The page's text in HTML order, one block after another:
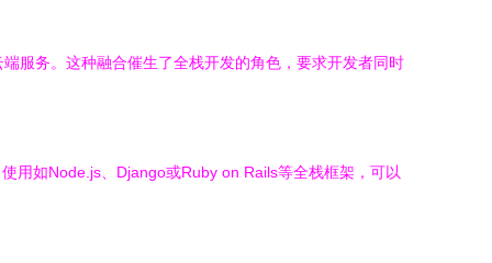
服务。这种融合催生了全栈开发的角色，要求开发者同时
用如Node.js、Django或Ruby on Rails等全栈框架，可以